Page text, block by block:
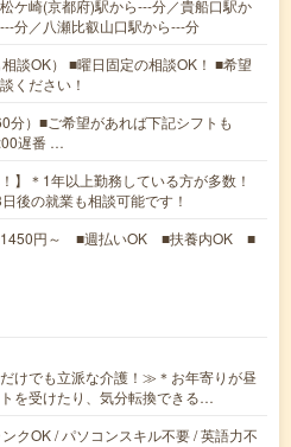
ケ崎(京都府)駅から---分／貴船口駅か
分／八瀬比叡山口駅から---分
談OK） ■曜日固定の相談OK！ ■希望
ください！
分）■ご希望があれば下記シフトも
遅番 …
】＊1年以上勤務している方が多数！
後の就業も相談可能です！
1450円～ ■週払いOK ■扶養内OK ■
けでも立派な介護！≫＊お年寄りが昼
を受けたり、気分転換できる…
クOK / パソコンスキル不要 / 英語力不